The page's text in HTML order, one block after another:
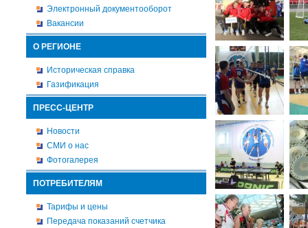
Электронный документооборот
Вакансии
О РЕГИОНЕ
Историческая справка
Газификация
ПРЕСС-ЦЕНТР
Новости
СМИ о нас
Фотогалерея
ПОТРЕБИТЕЛЯМ
Тарифы и цены
Передача показаний счетчика